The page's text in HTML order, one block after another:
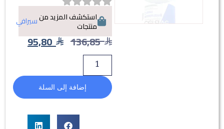
استكشف المزيد من
منتجات سيرافي
136,85
95,80
إضافة إلى السلة